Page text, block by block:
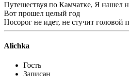
Путешествуя по Камчатке, Я нашел
Вот прошел целый год
Носорог не идет, не стучит головой
Alichka
Гость
Записан